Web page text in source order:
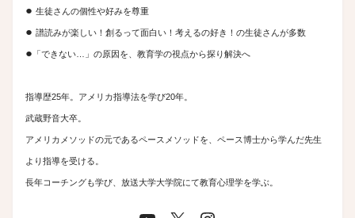
● 生徒さんの個性や好みを尊重
● 譜読みが楽しい！創るって面白い！考えるの好き！の生徒さんが多数
● 「できない…」の原因を、教育学の視点から探り解決へ
指導歴25年。アメリカ指導法を学び20年。
武蔵野音大卒。
アメリカメソッドの元であるペースメソッドを、ペース博士から学んだ先生
より指導を受ける。
長年コーチングも学び、放送大学大学院にて教育心理学を学ぶ。